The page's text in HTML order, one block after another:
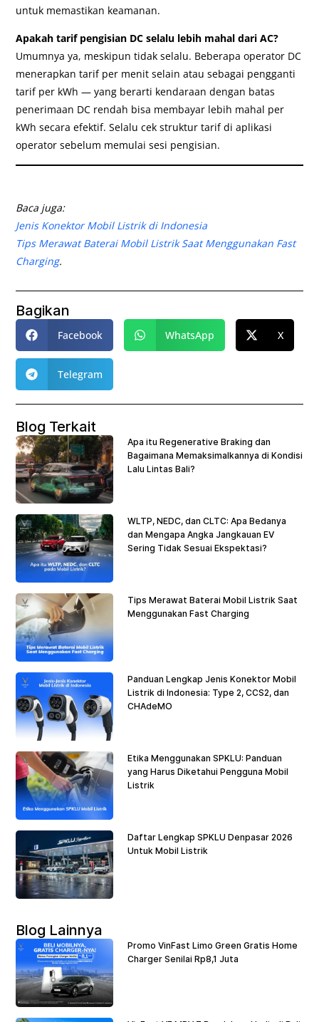
untuk memastikan keamanan.
Apakah tarif pengisian DC selalu lebih mahal dari AC?
Umumnya ya, meskipun tidak selalu. Beberapa operator DC
menerapkan tarif per menit selain atau sebagai pengganti
tarif per kWh — yang berarti kendaraan dengan batas
penerimaan DC rendah bisa membayar lebih mahal per
kWh secara efektif. Selalu cek struktur tarif di aplikasi
operator sebelum memulai sesi pengisian.
Baca juga:
Jenis Konektor Mobil Listrik di Indonesia
Tips Merawat Baterai Mobil Listrik Saat Menggunakan Fast
Charging.
Bagikan
Facebook WhatsApp X
Telegram
Blog Terkait
Apa itu Regenerative Braking dan
Bagaimana Memaksimalkannya di Kondisi
Lalu Lintas Bali?
WLTP, NEDC, dan CLTC: Apa Bedanya
dan Mengapa Angka Jangkauan EV
Sering Tidak Sesuai Ekspektasi?
Tips Merawat Baterai Mobil Listrik Saat
Menggunakan Fast Charging
Panduan Lengkap Jenis Konektor Mobil
Listrik di Indonesia: Type 2, CCS2, dan
CHAdeMO
Etika Menggunakan SPKLU: Panduan
yang Harus Diketahui Pengguna Mobil
Listrik
Daftar Lengkap SPKLU Denpasar 2026
Untuk Mobil Listrik
Blog Lainnya
Promo VinFast Limo Green Gratis Home
Charger Senilai Rp8,1 Juta